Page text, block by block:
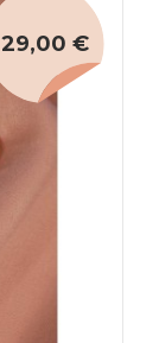
29,00 €